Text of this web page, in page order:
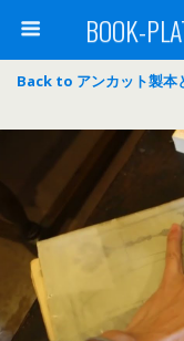
BOOK-
Back to アンカット製本